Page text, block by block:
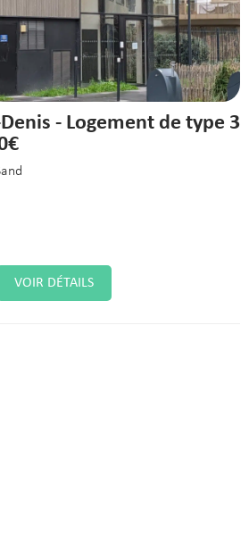
- Logement de type 3
VOIR DÉTAILS